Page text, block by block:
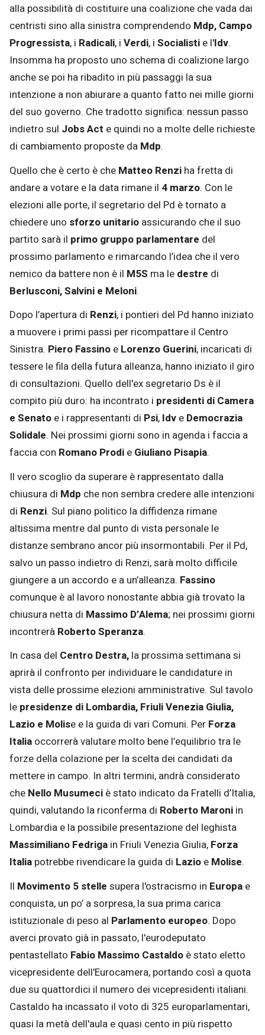
alla possibilità di costituire una coalizione che vada dai
centristi sino alla sinistra comprendendo Mdp, Campo
Progressista, i Radicali, i Verdi, i Socialisti e l'Idv.
Insomma ha proposto uno schema di coalizione largo
anche se poi ha ribadito in più passaggi la sua
intenzione a non abiurare a quanto fatto nei mille giorni
del suo governo. Che tradotto significa: nessun passo
indietro sul Jobs Act e quindi no a molte delle richieste
di cambiamento proposte da Mdp.
Quello che è certo è che Matteo Renzi ha fretta di
andare a votare e la data rimane il 4 marzo. Con le
elezioni alle porte, il segretario del Pd è tornato a
chiedere uno sforzo unitario assicurando che il suo
partito sarà il primo gruppo parlamentare del
prossimo parlamento e rimarcando l’idea che il vero
nemico da battere non è il M5S ma le destre di
Berlusconi, Salvini e Meloni.
Dopo l’apertura di Renzi, i pontieri del Pd hanno iniziato
a muovere i primi passi per ricompattare il Centro
Sinistra. Piero Fassino e Lorenzo Guerini, incaricati di
tessere le fila della futura alleanza, hanno iniziato il giro
di consultazioni. Quello dell'ex segretario Ds è il
compito più duro: ha incontrato i presidenti di Camera
e Senato e i rappresentanti di Psi, Idv e Democrazia
Solidale. Nei prossimi giorni sono in agenda i faccia a
faccia con Romano Prodi e Giuliano Pisapia.
Il vero scoglio da superare è rappresentato dalla
chiusura di Mdp che non sembra credere alle intenzioni
di Renzi. Sul piano politico la diffidenza rimane
altissima mentre dal punto di vista personale le
distanze sembrano ancor più insormontabili. Per il Pd,
salvo un passo indietro di Renzi, sarà molto difficile
giungere a un accordo e a un’alleanza. Fassino
comunque è al lavoro nonostante abbia già trovato la
chiusura netta di Massimo D’Alema; nei prossimi giorni
incontrerà Roberto Speranza.
In casa del Centro Destra, la prossima settimana si
aprirà il confronto per individuare le candidature in
vista delle prossime elezioni amministrative. Sul tavolo
le presidenze di Lombardia, Friuli Venezia Giulia,
Lazio e Molise e la guida di vari Comuni. Per Forza
Italia occorrerà valutare molto bene l’equilibrio tra le
forze della colazione per la scelta dei candidati da
mettere in campo. In altri termini, andrà considerato
che Nello Musumeci è stato indicato da Fratelli d’Italia,
quindi, valutando la riconferma di Roberto Maroni in
Lombardia e la possibile presentazione del leghista
Massimiliano Fedriga in Friuli Venezia Giulia, Forza
Italia potrebbe rivendicare la guida di Lazio e Molise.
Il Movimento 5 stelle supera l'ostracismo in Europa e
conquista, un po’ a sorpresa, la sua prima carica
istituzionale di peso al Parlamento europeo. Dopo
averci provato già in passato, l'eurodeputato
pentastellato Fabio Massimo Castaldo è stato eletto
vicepresidente dell'Eurocamera, portando così a quota
due su quattordici il numero dei vicepresidenti italiani.
Castaldo ha incassato il voto di 325 europarlamentari,
quasi la metà dell'aula e quasi cento in più rispetto